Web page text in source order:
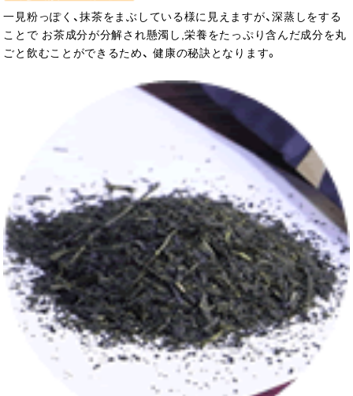
一見粉っぽく、抹茶をまぶしている様に見えますが、深蒸しをする
ことで お茶成分が分解され懸濁し,栄養をたっぷり含んだ成分を丸
ごと飲むことができるため、 健康の秘訣となります。